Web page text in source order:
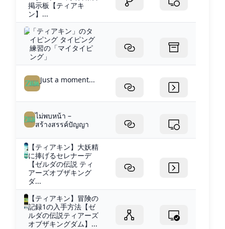
掲示板【ティアキ
ン】...
「ティアキン」のタ
イピング タイピング
練習の「マイタイピ
ング」
Just a moment...
ไม่พบหน้า –
สร้างสรรค์ปัญญา
【ティアキン】大妖精
に捧げるセレナーデ
【ゼルダの伝説 ティ
アーズオブザキング
ダ...
【ティアキン】冒険の
記録1の入手方法【ゼ
ルダの伝説ティアーズ
オブザキングダム】...